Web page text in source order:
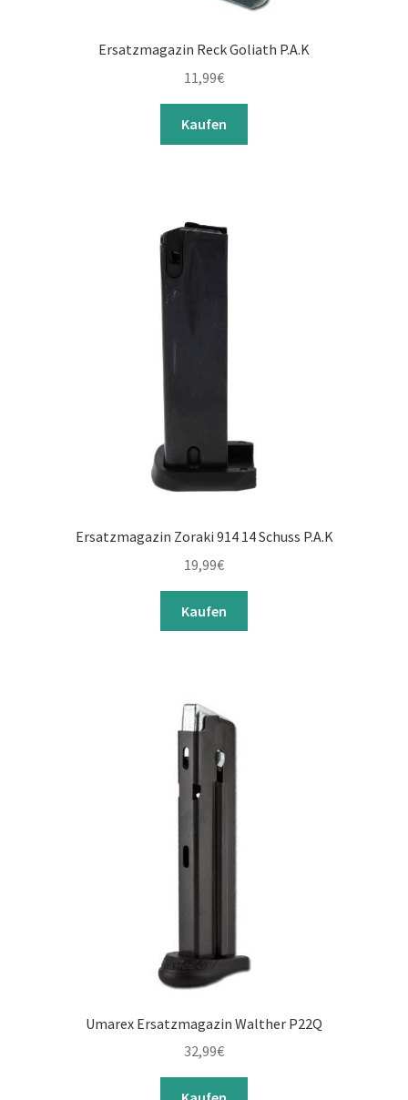
Ersatzmagazin Reck Goliath P.A.K
11,99€
Kaufen
Ersatzmagazin Zoraki 914 14 Schuss P.A.K
19,99€
Kaufen
Umarex Ersatzmagazin Walther P22Q
32,99€